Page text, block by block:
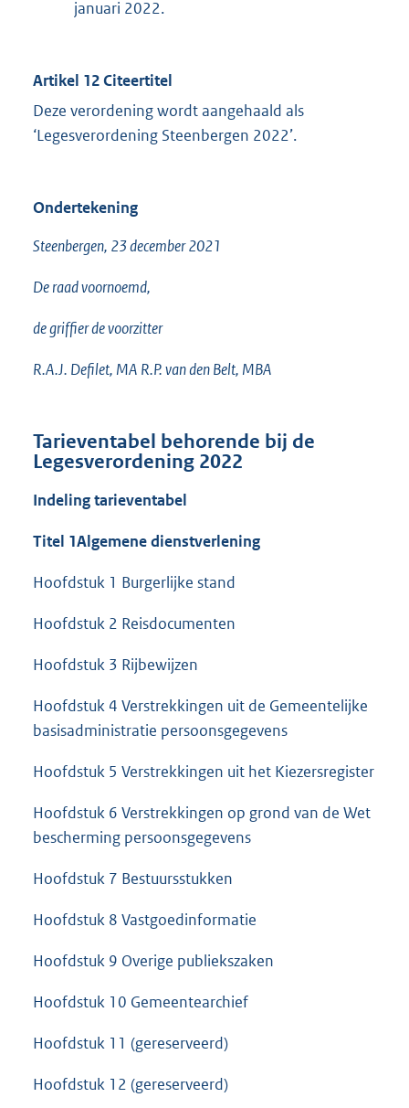
januari 2022.
Artikel 12 Citeertitel
Deze verordening wordt aangehaald als
‘Legesverordening Steenbergen 2022’.
Ondertekening
Steenbergen, 23 december 2021
De raad voornoemd,
de griffier de voorzitter
R.A.J. Defilet, MA R.P. van den Belt, MBA
Tarieventabel behorende bij de
Legesverordening 2022
Indeling tarieventabel
Titel 1Algemene dienstverlening
Hoofdstuk 1 Burgerlijke stand
Hoofdstuk 2 Reisdocumenten
Hoofdstuk 3 Rijbewijzen
Hoofdstuk 4 Verstrekkingen uit de Gemeentelijke
basisadministratie persoonsgegevens
Hoofdstuk 5 Verstrekkingen uit het Kiezersregister
Hoofdstuk 6 Verstrekkingen op grond van de Wet
bescherming persoonsgegevens
Hoofdstuk 7 Bestuursstukken
Hoofdstuk 8 Vastgoedinformatie
Hoofdstuk 9 Overige publiekszaken
Hoofdstuk 10 Gemeentearchief
Hoofdstuk 11 (gereserveerd)
Hoofdstuk 12 (gereserveerd)